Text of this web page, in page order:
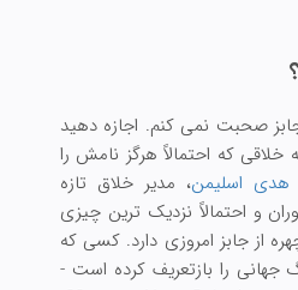
صحبت نمی کنم. اجازه دهید
خلاقی که احتمالاً هرگز نامش را
هدی اسلیمن، مدیر خلاق تازه
و احتمالاً نزدیک ترین چیزی
از جابز امروزی دارد. کسی که
جهانی را بازتعریف کرده است -